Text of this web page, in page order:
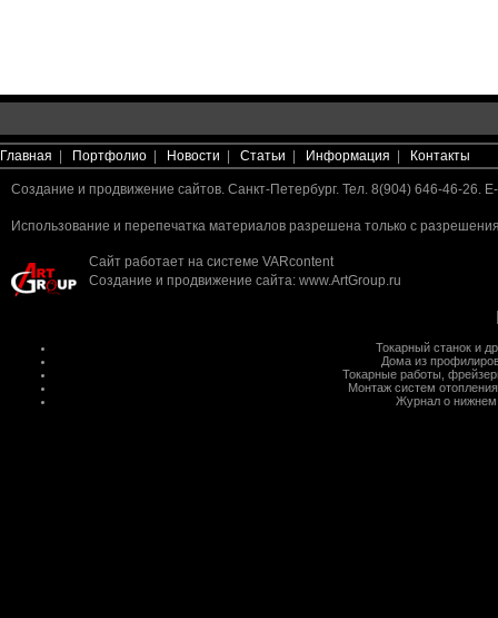
Главная Портфолио Новости Статьи Информация Контакты
Создание и продвижение сайтов. Санкт-Петербург. Тел. 8(904) 646-46-26.
Использование и перепечатка материалов разрешена только с
Сайт работает на системе VARcontent
Создание и продвижение сайта: www.ArtGroup.ru
Токарный станок и
Дома из
Токарные работы
Монтаж систем отопления
Журнал о нижнем